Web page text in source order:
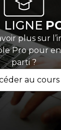
LIGNE
plus sur
Pro pour
parti ?
au cours